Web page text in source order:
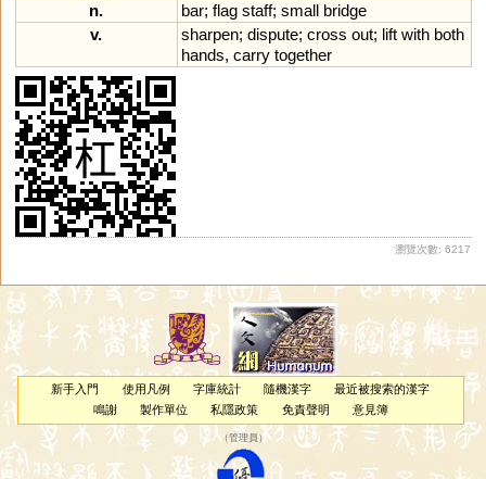
n.
bar; flag staff; small bridge
v.
sharpen; dispute; cross out; lift with both
hands, carry together
瀏覽次數: 6217
新手入門 使用凡例 字庫統計 隨機漢字
最近被搜索的漢字
鳴謝
製作單位 私隱政策 免責聲明 意見簿
（管理員 ）